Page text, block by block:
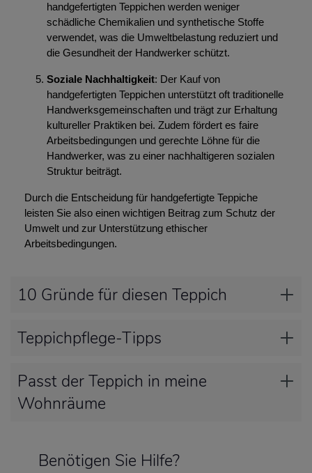
handgefertigten Teppichen werden weniger
schädliche Chemikalien und synthetische Stoffe
verwendet, was die Umweltbelastung reduziert und
die Gesundheit der Handwerker schützt.
Soziale Nachhaltigkeit: Der Kauf von
handgefertigten Teppichen unterstützt oft traditionelle
Handwerksgemeinschaften und trägt zur Erhaltung
kultureller Praktiken bei. Zudem fördert es faire
Arbeitsbedingungen und gerechte Löhne für die
Handwerker, was zu einer nachhaltigeren sozialen
Struktur beiträgt.
Durch die Entscheidung für handgefertigte Teppiche
leisten Sie also einen wichtigen Beitrag zum Schutz der
Umwelt und zur Unterstützung ethischer
Arbeitsbedingungen.
10 Gründe für diesen Teppich
Teppichpflege-Tipps
Passt der Teppich in meine
Wohnräume
Benötigen Sie Hilfe?